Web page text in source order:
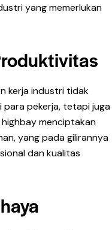
yang memerlukan
kerja industri tidak
para pekerja, tetapi juga
menciptakan
yang pada gilirannya
dan kualitas